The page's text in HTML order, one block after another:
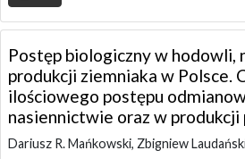
Postęp biologiczny w hodowli,
produkcji ziemniaka w Polsce.
ilościowego postępu
nasiennictwie oraz w
Dariusz R. Mańkowski, Zbigniew